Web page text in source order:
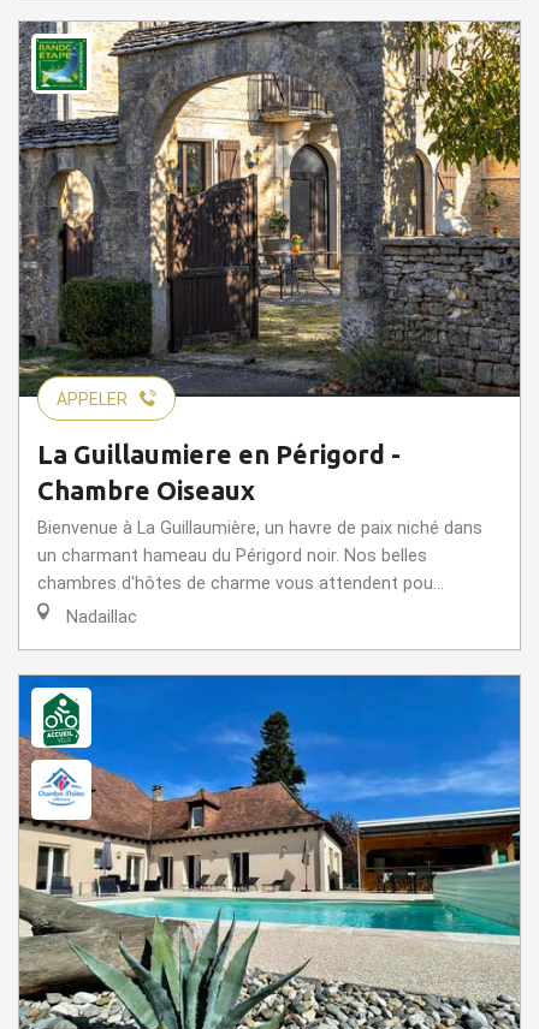
APPELER
La Guillaumiere en Périgord -
Chambre Oiseaux
Bienvenue à La Guillaumière, un havre de paix niché dans
un charmant hameau du Périgord noir. Nos belles
chambres d'hôtes de charme vous attendent pou...
Nadaillac